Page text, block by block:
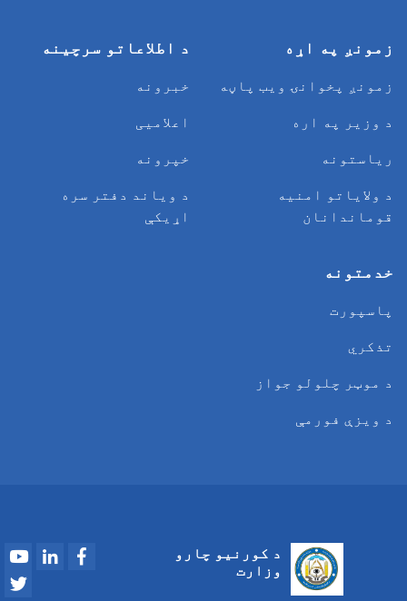
زمونږ په اړه
زمونږ پخوانۍ ویب پاڼه
د وزیر په اره
ریاستونه
د ولایاتو امنیه
قوماندانان
د اطلاعاتو سرچینه
خبرونه
اعلامیی
خپرونه
د وياند دفتر سره
اړیکې
خدمتونه
پاسپورت
تذکري
د موټر چلولو جواز
د ویزې فورمې
د کورنیو چارو
وزارت
YoutubeLinkedInFacebook